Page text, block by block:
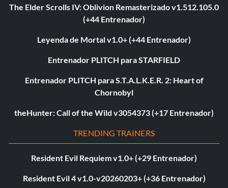
The Elder Scrolls IV: Oblivion Remasterizado v1.512.105.0
(+44 Entrenador)
Leyenda de Mortal v1.0+ (+44 Entrenador)
Entrenador PLITCH para STARFIELD
Entrenador PLITCH para S.T.A.L.K.E.R. 2: Heart of
Chornobyl
theHunter: Call of the Wild v3054373 (+17 Entrenador)
TRENDING TRAINERS
Resident Evil Requiem v1.0+ (+29 Entrenador)
Resident Evil 4 v1.0-v20260203+ (+36 Entrenador)